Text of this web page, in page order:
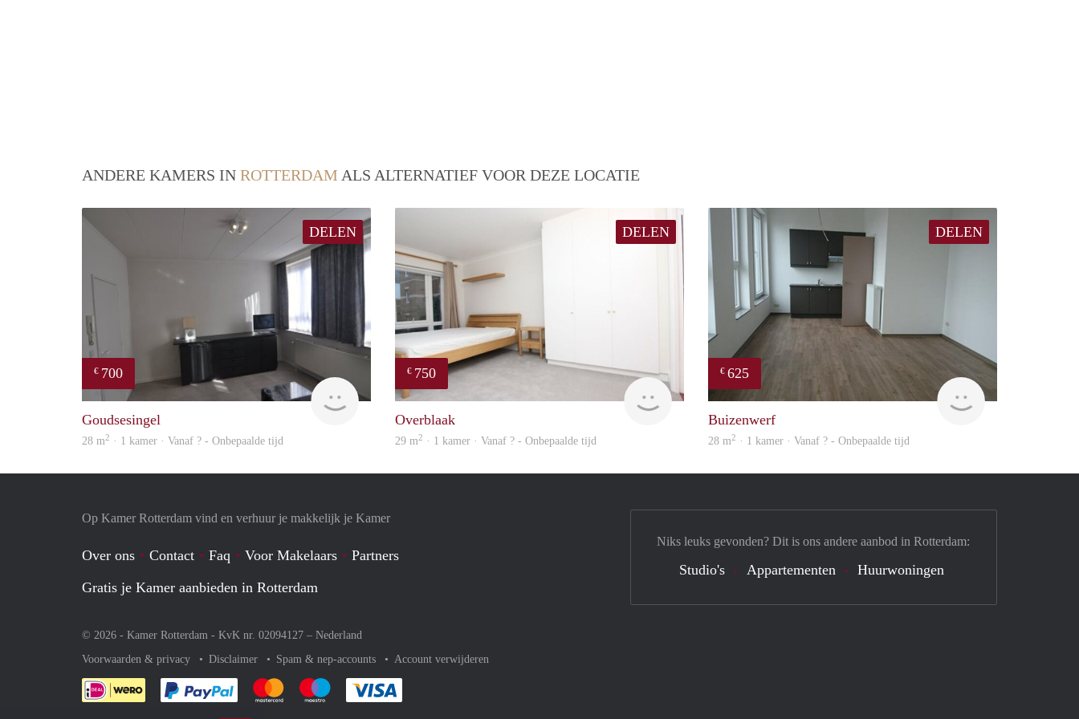
ANDERE KAMERS IN ROTTERDAM ALS ALTERNATIEF VOOR DEZE LOCATIE
DELEN
€ 700
Goudsesingel
28 m2 · 1 kamer · Vanaf ? - Onbepaalde tijd
DELEN
€ 750
Overblaak
29 m2 · 1 kamer · Vanaf ? - Onbepaalde tijd
DELEN
€ 625
Buizenwerf
28 m2 · 1 kamer · Vanaf ? - Onbepaalde tijd
Op Kamer Rotterdam vind en verhuur je makkelijk je Kamer
Over ons Contact Faq Voor Makelaars
Partners
Gratis je Kamer aanbieden in Rotterdam
© 2026 - Kamer Rotterdam - KvK nr. 02094127 – Nederland
Voorwaarden & privacy
Disclaimer Spam & nep-accounts Account verwijderen
Je rekent gemakkelijk af met Paypal
Je rekent gemakkelijk af met Mastercard
Je rekent gemakkelijk af met Meastro
Niks leuks gevonden? Dit is ons andere aanbod in Rotterdam:
Studio's Appartementen Huurwoningen